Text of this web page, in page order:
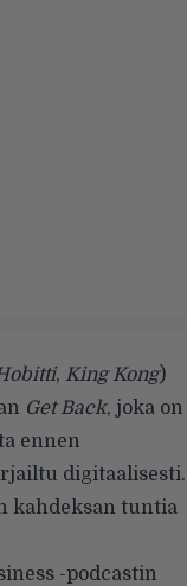
, King Kong)
Get Back, joka on
ennen
digitaalisesti.
kahdeksan tuntia
-podcastin